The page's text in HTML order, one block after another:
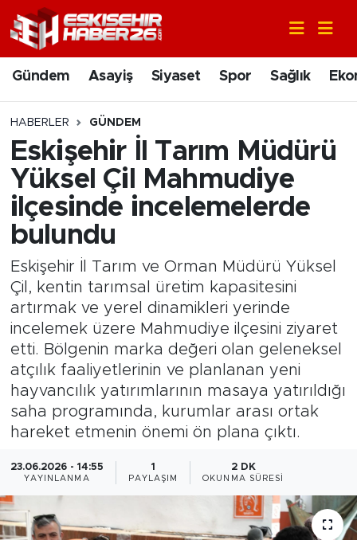
Gündem Asayiş Siyaset Spor Sağlık
HABERLER GÜNDEM
Eskişehir İl Tarım Müdürü
Yüksel Çil Mahmudiye
ilçesinde incelemelerde
bulundu
Eskişehir İl Tarım ve Orman Müdürü Yüksel
Çil, kentin tarımsal üretim kapasitesini
artırmak ve yerel dinamikleri yerinde
incelemek üzere Mahmudiye ilçesini ziyaret
etti. Bölgenin marka değeri olan geleneksel
atçılık faaliyetlerinin ve planlanan yeni
hayvancılık yatırımlarının masaya yatırıldığı
saha programında, kurumlar arası ortak
hareket etmenin önemi ön plana çıktı.
23.06.2026 - 14:55
YAYINLANMA
1
PAYLAŞIM
2 DK
OKUNMA SÜRESI
Gündem
Asayiş
Siyaset
Spor
Sağlık
Ekonomi
Eğitim
Sanat
Bölge
Teknoloji
Magazin
Nöbetçi Eczaneler
Hava Durumu
Trafik Durumu
Süper Lig Puan Durumu ve Fikstür
Tüm Manşetler
Son Dakika Haberleri
Haber Arşivi